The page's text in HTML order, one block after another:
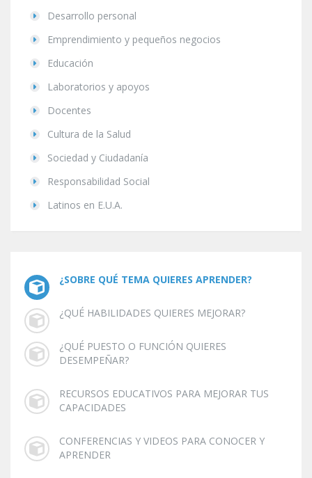
Desarrollo personal
Emprendimiento y pequeños negocios
Educación
Laboratorios y apoyos
Docentes
Cultura de la Salud
Sociedad y Ciudadanía
Responsabilidad Social
Latinos en E.U.A.
¿SOBRE QUÉ TEMA QUIERES APRENDER?
¿QUÉ HABILIDADES QUIERES MEJORAR?
¿QUÉ PUESTO O FUNCIÓN QUIERES
DESEMPEÑAR?
RECURSOS EDUCATIVOS PARA MEJORAR TUS
CAPACIDADES
CONFERENCIAS Y VIDEOS PARA CONOCER Y
APRENDER